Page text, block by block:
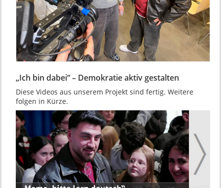
„Ich bin dabei“ – Demokratie aktiv gestalten
Diese Videos aus unserem Projekt sind fertig. Weitere
folgen in Kürze.